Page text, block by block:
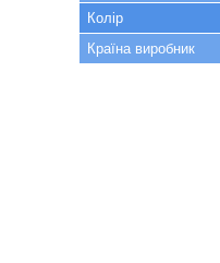
Колір
Країна виробник